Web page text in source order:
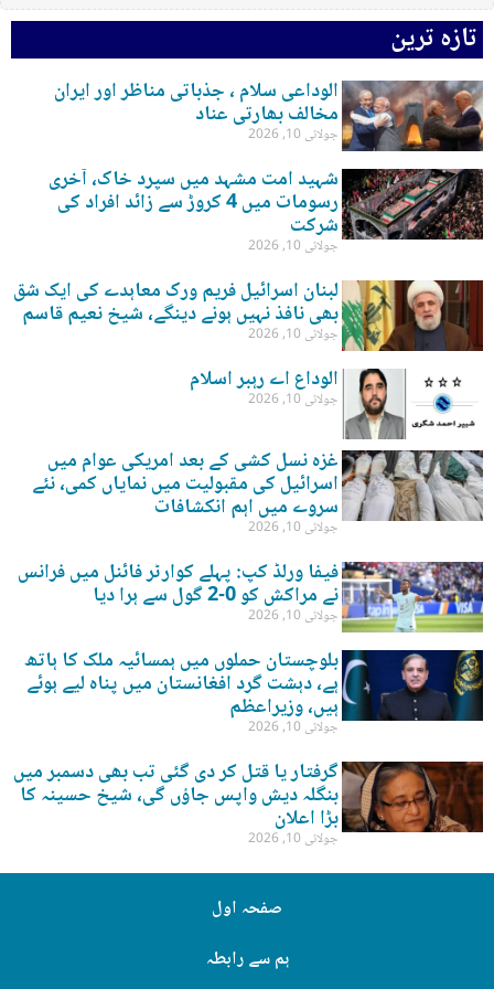
تازہ ترین
الوداعی سلام ، جذباتی مناظر اور ایران
مخالف بھارتی عناد
جولائی 10, 2026
شہید امت مشہد میں سپرد خاک، آخری
رسومات میں 4 کروڑ سے زائد افراد کی
شرکت
جولائی 10, 2026
لبنان اسرائیل فریم ورک معاہدے کی ایک شق
بھی نافذ نہیں ہونے دینگے، شیخ نعیم قاسم
جولائی 10, 2026
الوداع اے رہبر اسلام
جولائی 10, 2026
غزہ نسل کشی کے بعد امریکی عوام میں
اسرائیل کی مقبولیت میں نمایاں کمی، نئے
سروے میں اہم انکشافات
جولائی 10, 2026
فیفا ورلڈ کپ: پہلے کوارٹر فائنل میں فرانس
نے مراکش کو 0-2 گول سے ہرا دیا
جولائی 10, 2026
بلوچستان حملوں میں ہمسائیہ ملک کا ہاتھ
ہے، دہشت گرد افغانستان میں پناہ لیے ہوئے
ہیں، وزیراعظم
جولائی 10, 2026
گرفتار یا قتل کر دی گئی تب بھی دسمبر میں
بنگلہ دیش واپس جاؤں گی، شیخ حسینہ کا
بڑا اعلان
جولائی 10, 2026
صفحہ اول
ہم سے رابطہ